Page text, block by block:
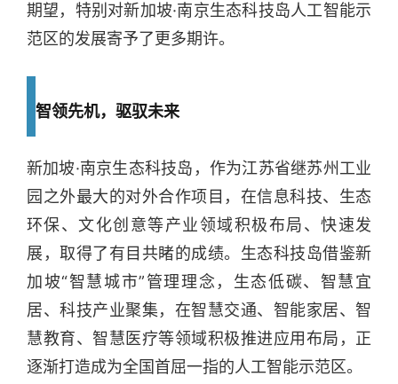
期望，特别对新加坡·南京生态科技岛人工智能示
范区的发展寄予了更多期许。
智领先机，驱驭未来
新加坡·南京生态科技岛，作为江苏省继苏州工业
园之外最大的对外合作项目，在信息科技、生态
环保、文化创意等产业领域积极布局、快速发
展，取得了有目共睹的成绩。生态科技岛借鉴新
加坡“智慧城市”管理理念，生态低碳、智慧宜
居、科技产业聚集，在智慧交通、智能家居、智
慧教育、智慧医疗等领域积极推进应用布局，正
逐渐打造成为全国首屈一指的人工智能示范区。